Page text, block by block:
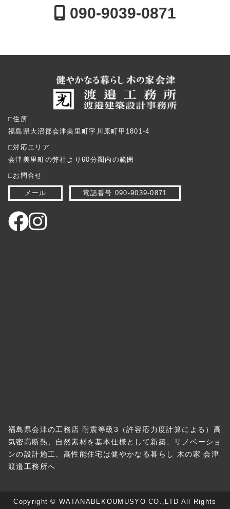
090-9039-0871
⬜︎住所
福島県大沼郡会津美里町字川原町甲1801-4
⬜︎対応エリア
会津美里町の弊社より60分圏内の範囲
⬜︎お問合せ
メール 電話番号 090-9039-0871
福島県会津の工務店 耐震等級3（許容応力度計算による）高
気密高断熱、自然素材を基本仕様として新築、リノベーショ
ンの設計施工、高性能住宅は健やかなる暮らし 木の家 会津
渡邉工務所へ
Copyright © WATANABEKOUMUSYO CO.,LTD All Rights